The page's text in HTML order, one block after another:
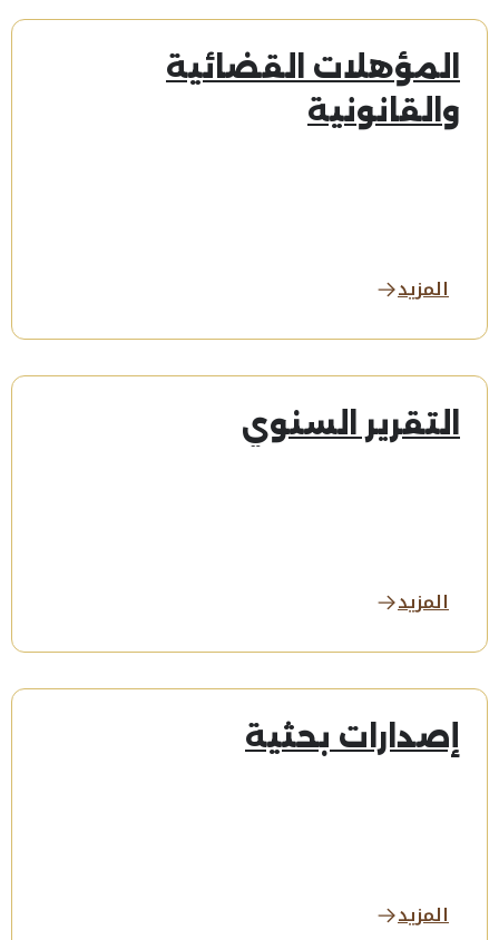
المؤهلات القضائية
والقانونية
المزيد
التقرير السنوي
المزيد
إصدارات بحثية
المزيد